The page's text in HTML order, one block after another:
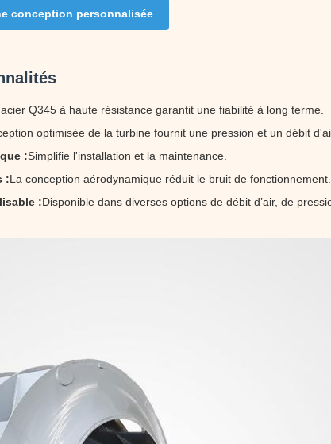
conception personnalisée
Q345 à haute résistance garantit une fiabilité à long terme.
optimisée de la turbine fournit une pression et un débit
:Simplifie l'installation et la maintenance.
:La conception aérodynamique réduit le bruit de fonctionnement.
:Disponible dans diverses options de débit d’air, de